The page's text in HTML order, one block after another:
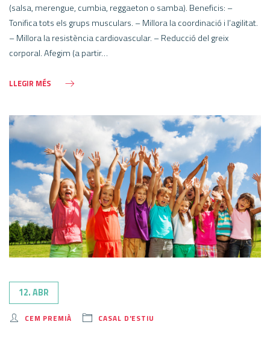
(salsa, merengue, cumbia, reggaeton o samba). Beneficis: –
Tonifica tots els grups musculars. – Millora la coordinació i l’agilitat.
– Millora la resistència cardiovascular. – Reducció del greix
corporal. Afegim (a partir…
LLEGIR MÉS
12. ABR
CEM PREMIÀ CASAL D'ESTIU